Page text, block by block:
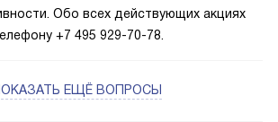
Обо всех действующих акциях
+7 495 929-70-78.
ЕЩЁ ВОПРОСЫ